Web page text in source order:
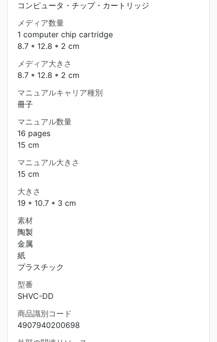
コンピュータ・チップ・カートリッジ
メディア数量
1 computer chip cartridge
8.7 * 12.8 * 2 cm
メディア大きさ
8.7 * 12.8 * 2 cm
マニュアルキャリア種別
冊子
マニュアル数量
16 pages
15 cm
マニュアル大きさ
15 cm
大きさ
19 * 10.7 * 3 cm
素材
陶製
金属
紙
プラスチック
型番
SHVC-DD
商品識別コード
4907940200698